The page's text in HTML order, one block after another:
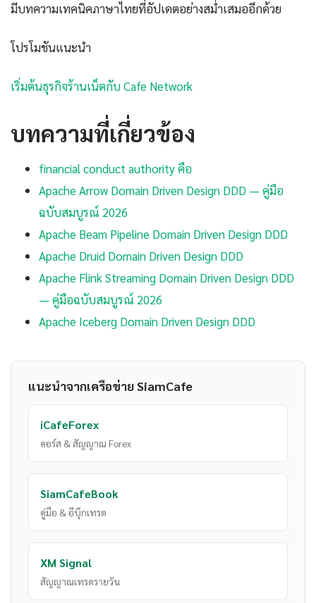
มีบทความเทคนิคภาษาไทยที่อัปเดตอย่างสม่ำเสมออีกด้วย
โปรโมชันแนะนำ
เริ่มต้นธุรกิจร้านเน็ตกับ Cafe Network
บทความที่เกี่ยวข้อง
financial conduct authority คือ
Apache Arrow Domain Driven Design DDD — คู่มือ
ฉบับสมบูรณ์ 2026
Apache Beam Pipeline Domain Driven Design DDD
Apache Druid Domain Driven Design DDD
Apache Flink Streaming Domain Driven Design DDD
— คู่มือฉบับสมบูรณ์ 2026
Apache Iceberg Domain Driven Design DDD
แนะนำจากเครือข่าย SiamCafe
iCafeForex
คอร์ส & สัญญาณ Forex
SiamCafeBook
คู่มือ & อีบุ๊กเทรด
XM Signal
สัญญาณเทรดรายวัน